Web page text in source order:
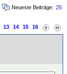
Neueste Beiträge: 25
13 14 15 16